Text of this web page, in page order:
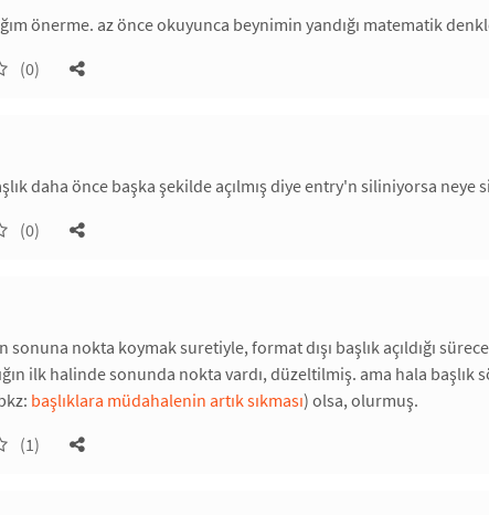
önerme. az önce okuyunca beynimin yandığı matematik
(0)
daha önce başka şekilde açılmış diye entry'n siliniyorsa
(0)
sonuna nokta koymak suretiyle, format dışı başlık açıldığı
ilk halinde sonunda nokta vardı, düzeltilmiş. ama hala başlık
başlıklara müdahalenin artık sıkması) olsa, olurmuş.
(1)